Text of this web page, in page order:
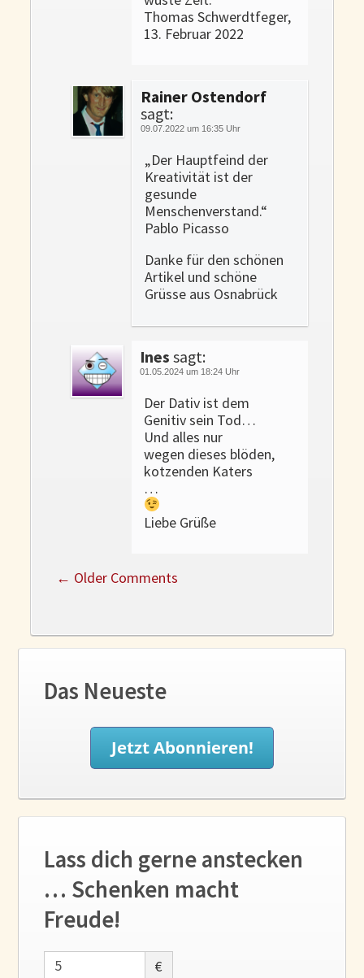
Thomas Schwerdtfeger,
13. Februar 2022
Rainer Ostendorf
sagt:
09.07.2022 um 16:35 Uhr
„Der Hauptfeind der
Kreativität ist der
gesunde
Menschenverstand.“
Pablo Picasso
Danke für den schönen
Artikel und schöne
Grüsse aus Osnabrück
Ines sagt:
01.05.2024 um 18:24 Uhr
Der Dativ ist dem
Genitiv sein Tod…
Und alles nur
wegen dieses blöden,
kotzenden Katers
…
Liebe Grüße
← Older Comments
Das Neueste
Lass dich gerne anstecken
… Schenken macht
Freude!
€